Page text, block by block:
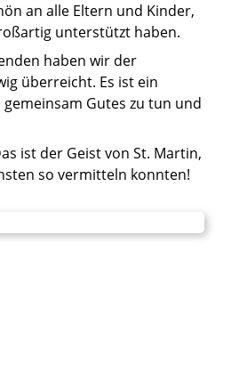
an alle Eltern und Kinder,
unterstützt haben.
haben wir der
überreicht. Es ist ein
Gutes zu tun und
ist der Geist von St. Martin,
so vermitteln konnten!